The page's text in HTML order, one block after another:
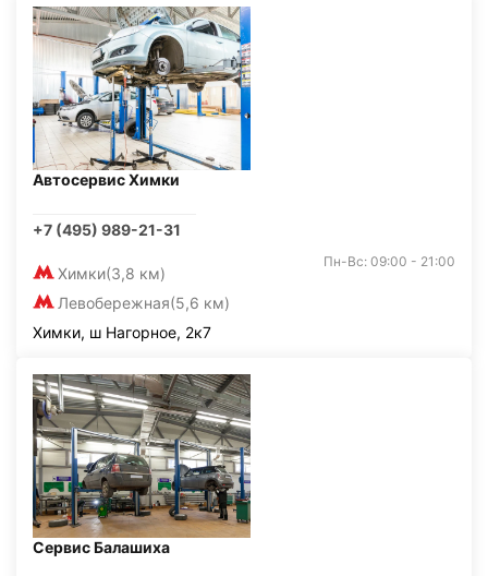
Автосервис Химки
+7 (495) 989-21-31
Химки(3,8 км)
Левобережная(5,6 км)
Пн-Вс: 09:00 - 21:00
Химки, ш Нагорное, 2к7
Сервис Балашиха